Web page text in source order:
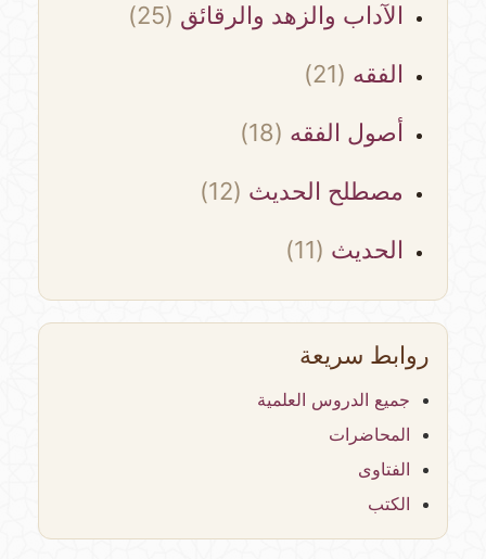
الآداب والزهد والرقائق(25)
الفقه(21)
أصول الفقه(18)
مصطلح الحديث(12)
الحديث(11)
روابط سريعة
جميع الدروس العلمية
المحاضرات
الفتاوى
الكتب